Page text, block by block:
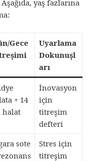
yaş fazlarına
Gece
Uyarlama
Dokunuşl
arı
+ 14
halat
İnovasyon
için
titreşim
defteri
sote
Stres için
titreşim